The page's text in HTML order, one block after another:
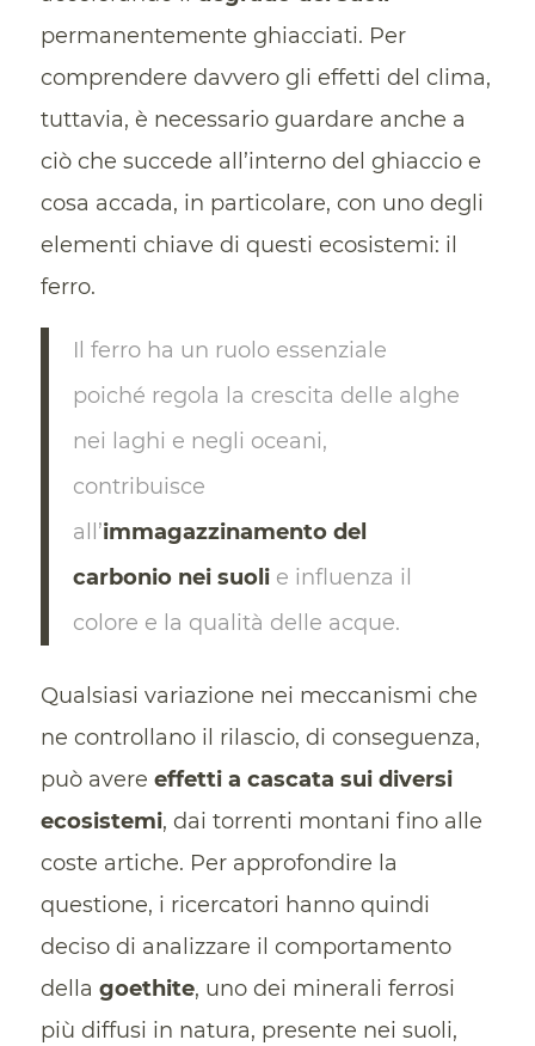
permanentemente ghiacciati. Per
comprendere davvero gli effetti del clima,
tuttavia, è necessario guardare anche a
ciò che succede all’interno del ghiaccio e
cosa accada, in particolare, con uno degli
elementi chiave di questi ecosistemi: il
ferro.
Il ferro ha un ruolo essenziale
poiché regola la crescita delle alghe
nei laghi e negli oceani,
contribuisce
all’immagazzinamento del
carbonio nei suolie influenza il
colore e la qualità delle acque.
Qualsiasi variazione nei meccanismi che
ne controllano il rilascio, di conseguenza,
può avere effetti a cascata sui diversi
ecosistemi, dai torrenti montani fino alle
coste artiche. Per approfondire la
questione, i ricercatori hanno quindi
deciso di analizzare il comportamento
della goethite, uno dei minerali ferrosi
più diffusi in natura, presente nei suoli,